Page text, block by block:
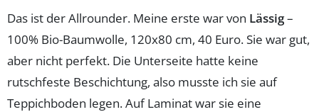
Das ist der Allrounder. Meine erste war von Lässig–
100% Bio-Baumwolle, 120x80 cm, 40 Euro. Sie war gut,
aber nicht perfekt. Die Unterseite hatte keine
rutschfeste Beschichtung, also musste ich sie auf
Teppichboden legen. Auf Laminat war sie eine